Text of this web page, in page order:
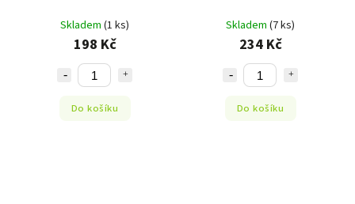
Skladem (1 ks)
198 Kč
Do košíku
Skladem (7 ks)
234 Kč
Do košíku